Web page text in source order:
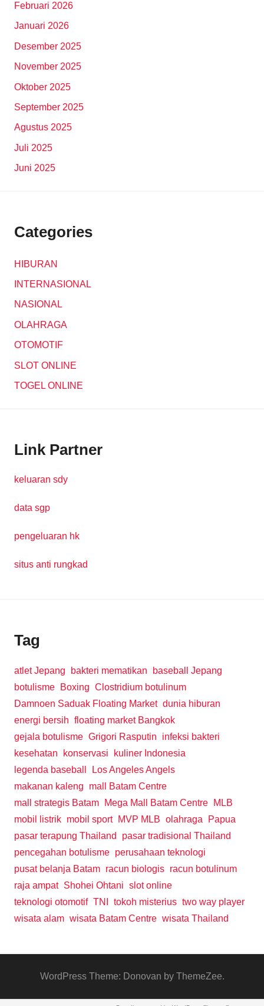
Februari 2026
Januari 2026
Desember 2025
November 2025
Oktober 2025
September 2025
Agustus 2025
Juli 2025
Juni 2025
Categories
HIBURAN
INTERNASIONAL
NASIONAL
OLAHRAGA
OTOMOTIF
SLOT ONLINE
TOGEL ONLINE
Link Partner
keluaran sdy
data sgp
pengeluaran hk
situs anti rungkad
Tag
atlet Jepang bakteri mematikan
baseball Jepang
botulisme
Boxing Clostridium botulinum
Damnoen Saduak Floating Market dunia hiburan
energi bersih floating market Bangkok
gejala botulisme Grigori Rasputin
infeksi bakteri
kesehatan
konservasi
kuliner Indonesia
legenda baseball
Los Angeles Angels
makanan kaleng
mall Batam Centre
mall strategis Batam
Mega Mall Batam Centre
MLB
mobil listrik mobil sport MVP MLB olahraga
Papua
pasar terapung Thailand
pasar tradisional Thailand
pencegahan botulisme perusahaan teknologi
pusat belanja Batam racun biologis racun botulinum
raja ampat Shohei Ohtani slot online
teknologi otomotif TNI tokoh misterius two way player
wisata alam wisata Batam Centre wisata Thailand
WordPress Theme: Donovan by ThemeZee.